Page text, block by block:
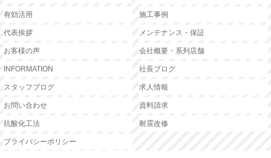
有効活用 施工事例
代表挨拶 メンテナンス・保証
お客様の声 会社概要・系列店舗
INFORMATION 社長ブログ
スタッフブログ 求人情報
お問い合わせ 資料請求
抗酸化工法 耐震改修
プライバシーポリシー